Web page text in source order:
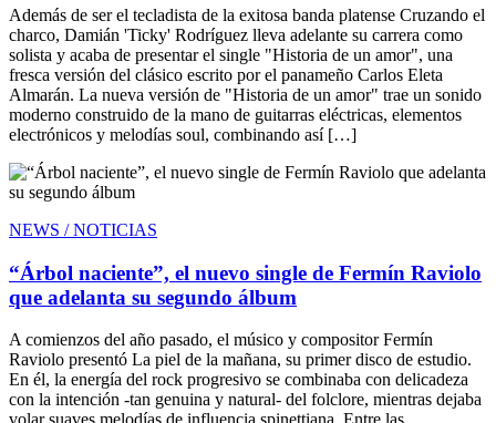
Además de ser el tecladista de la exitosa banda platense Cruzando el
charco, Damián 'Ticky' Rodríguez lleva adelante su carrera como
solista y acaba de presentar el single "Historia de un amor", una
fresca versión del clásico escrito por el panameño Carlos Eleta
Almarán. La nueva versión de "Historia de un amor" trae un sonido
moderno construido de la mano de guitarras eléctricas, elementos
electrónicos y melodías soul, combinando así […]
NEWS / NOTICIAS
“Árbol naciente”, el nuevo single de Fermín Raviolo
que adelanta su segundo álbum
A comienzos del año pasado, el músico y compositor Fermín
Raviolo presentó La piel de la mañana, su primer disco de estudio.
En él, la energía del rock progresivo se combinaba con delicadeza
con la intención -tan genuina y natural- del folclore, mientras dejaba